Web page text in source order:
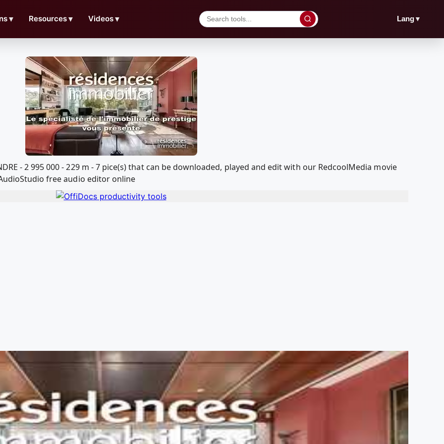
▼ Resources▼ Videos▼ Lang▼
- 2 995 000 - 229 m - 7 pice(s) that can be downloaded, played and edit with our RedcoolMedia movie
free audio editor online